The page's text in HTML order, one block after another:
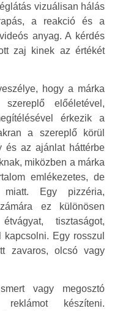
vizuálisan hálás
a reakció és a
anyag. A kérdés
zaj kinek az értékét
hogy a márka
előéletével,
érkezik a
a szereplő körül
és az ajánlat háttérbe
miközben a márka
emlékezetes, de
Egy pizzéria,
ez különösen
tisztaságot,
Egy rosszul
zavaros, olcsó vagy
vagy megosztó
készíteni.